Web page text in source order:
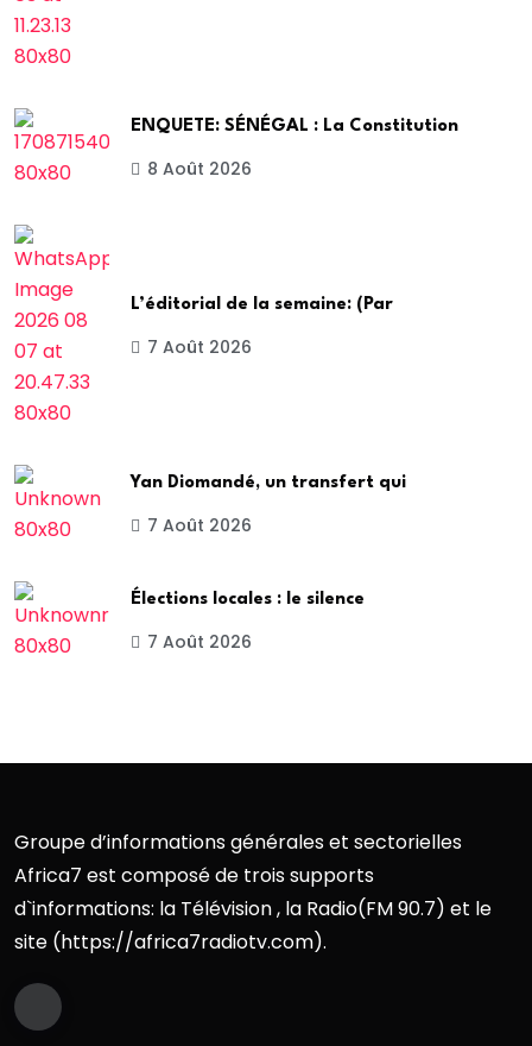
ENQUETE: SÉNÉGAL : La Constitution
8 Août 2026
L’éditorial de la semaine: (Par
7 Août 2026
Yan Diomandé, un transfert qui
7 Août 2026
Élections locales : le silence
7 Août 2026
Groupe d’informations générales et sectorielles
Africa7 est composé de trois supports
d`informations: la Télévision , la Radio(FM 90.7) et le
site (https://africa7radiotv.com).